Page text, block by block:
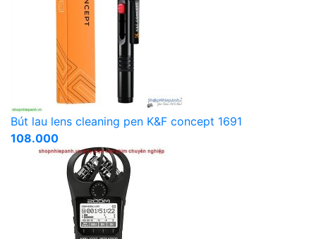
Bút lau lens cleaning pen K&F concept 1691
108.000